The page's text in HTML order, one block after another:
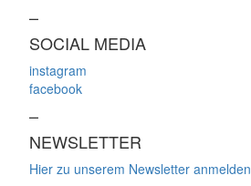
–
SOCIAL MEDIA
instagram
facebook
–
NEWSLETTER
Hier zu unserem Newsletter anmelden